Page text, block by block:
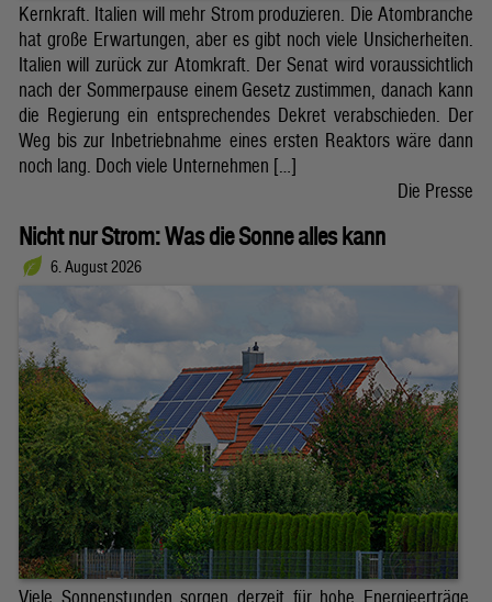
Kernkraft. Italien will mehr Strom produzieren. Die Atombranche
hat große Erwartungen, aber es gibt noch viele Unsicherheiten.
Italien will zurück zur Atomkraft. Der Senat wird voraussichtlich
nach der Sommerpause einem Gesetz zustimmen, danach kann
die Regierung ein entsprechendes Dekret verabschieden. Der
Weg bis zur Inbetriebnahme eines ersten Reaktors wäre dann
noch lang. Doch viele Unternehmen […]
Die Presse
Nicht nur Strom: Was die Sonne alles kann
6. August 2026
Viele Sonnenstunden sorgen derzeit für hohe Energieerträge.